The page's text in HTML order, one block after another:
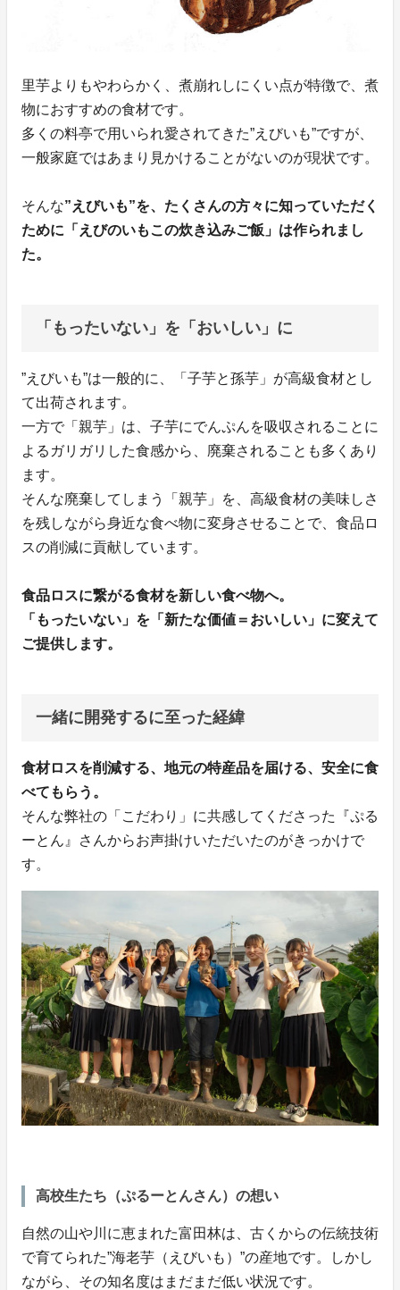
里芋よりもやわらかく、煮崩れしにくい点が特徴で、煮
物におすすめの食材です。
多くの料亭で用いられ愛されてきた”えびいも”ですが、
一般家庭ではあまり見かけることがないのが現状です。
そんな”えびいも”を、たくさんの方々に知っていただく
ために「えびのいもこの炊き込みご飯」は作られまし
た。
「もったいない」を「おいしい」に
”えびいも”は一般的に、「子芋と孫芋」が高級食材とし
て出荷されます。
一方で「親芋」は、子芋にでんぷんを吸収されることに
よるガリガリした食感から、廃棄されることも多くあり
ます。
そんな廃棄してしまう「親芋」を、高級食材の美味しさ
を残しながら身近な食べ物に変身させることで、食品ロ
スの削減に貢献しています。
食品ロスに繋がる食材を新しい食べ物へ。
「もったいない」を「新たな価値＝おいしい」に変えて
ご提供します。
一緒に開発するに至った経緯
食材ロスを削減する、地元の特産品を届ける、安全に食
べてもらう。
そんな弊社の「こだわり」に共感してくださった『ぷる
ーとん』さんからお声掛けいただいたのがきっかけで
す。
高校生たち（ぷるーとんさん）の想い
自然の山や川に恵まれた富田林は、古くからの伝統技術
で育てられた”海老芋（えびいも）”の産地です。しかし
ながら、その知名度はまだまだ低い状況です。